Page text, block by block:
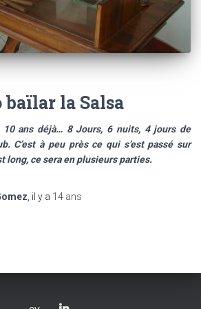
baïlar la Salsa
10 ans déjà… 8 Jours, 6 nuits, 4 jours de
C’est à peu près ce qui s’est passé sur
long, ce sera en plusieurs parties.
, il y a 14 ans